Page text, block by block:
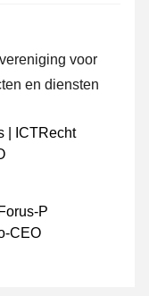
voor
en diensten
CEO